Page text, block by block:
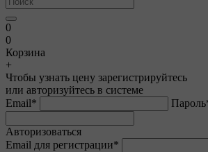
0
0
Корзина
+
Чтобы узнать цену зарегистрируйтесь
или авторизуйтесь в системе
Email* Пароль
Авторизоваться
Email для регистрации*